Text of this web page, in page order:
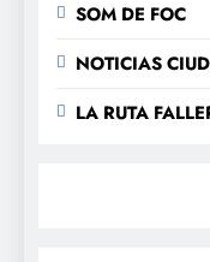
SOM DE FOC
NOTICIAS
LA RUTA